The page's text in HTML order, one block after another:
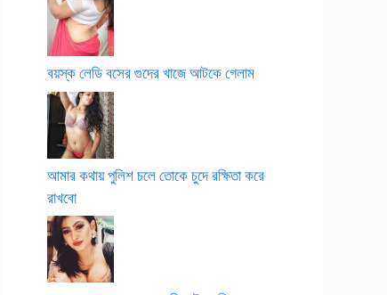
বয়স্ক লেডি বসের গুদের খাজে আটকে গেলাম
আমার কথায় পুলিশ চলে তোকে চুদে রক্ষিতা করে
রাখবো